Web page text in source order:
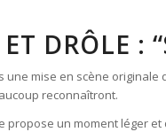
DRÔLE :
mise en scène
reconnaîtront.
un moment léger